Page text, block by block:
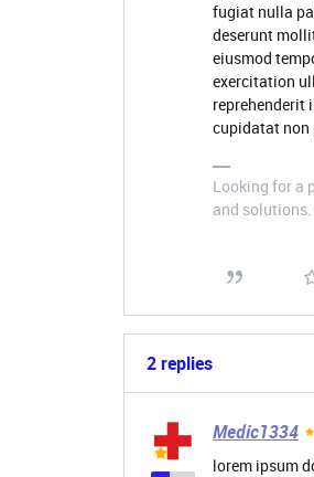
fugiat nulla
deserunt
eiusmod
exercitation
reprehenderit
cupidatat non
Looking for a
and
2 replies
Medic1334
lorem ipsum